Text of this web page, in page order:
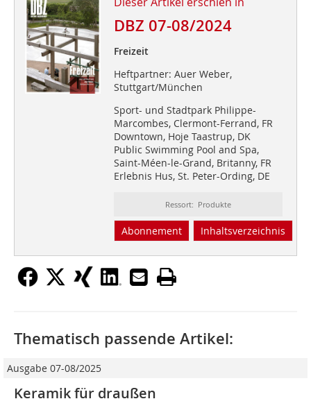
DBZ 07-08/2024
Freizeit
Heftpartner: Auer Weber,
Stuttgart/München
Sport- und Stadtpark Philippe-
Marcombes, Clermont-Ferrand, FR
Downtown, Hoje Taastrup, DK
Public Swimming Pool and Spa,
Saint-Méen-le-Grand, Britanny, FR
Erlebnis Hus, St. Peter-Ording, DE
Ressort: Produkte
Abonnement Inhaltsverzeichnis
Thematisch passende Artikel:
Ausgabe 07-08/2025
Keramik für draußen